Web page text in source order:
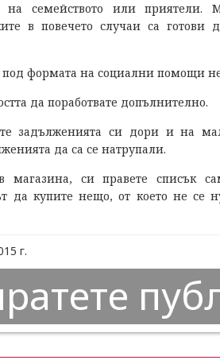
семейството или приятели.
в повечето случаи са
формата на социални помощи
да поработвате допълнително.
задълженията си дори и на
да са се натрупали.
в магазина, си правете списък
да купите нещо, от което не се
г.